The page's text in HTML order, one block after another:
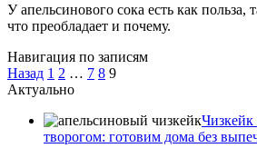
У апельсинового сока есть как
что преобладает и почему.
Навигация по записям
Назад 1 2 … 7 8 9
Актуально
Чизкейк
творогом: готовим дома без